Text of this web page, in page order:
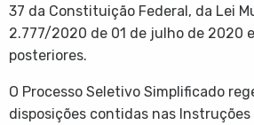
37 da Constituição Federal, da Lei
2.777/2020 de 01 de julho de 2020
posteriores.
O Processo Seletivo Simplificado
disposições contidas nas Instruções